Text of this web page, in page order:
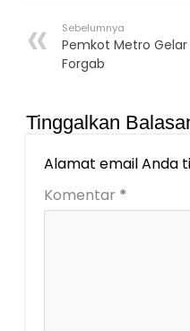
Sebelumnya
Pemkot Metro Gelar
Forgab
Tinggalkan
Alamat email Anda
Komentar *